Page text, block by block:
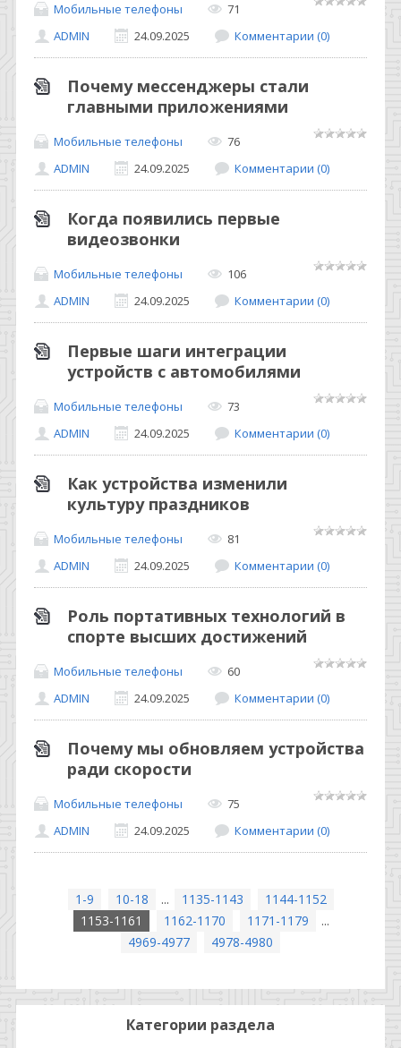
Мобильные телефоны
71
ADMIN
24.09.2025 Комментарии (0)
Почему мессенджеры стали
главными приложениями
Мобильные телефоны
76
ADMIN
24.09.2025 Комментарии (0)
Когда появились первые
видеозвонки
Мобильные телефоны
106
ADMIN
24.09.2025 Комментарии (0)
Первые шаги интеграции
устройств с автомобилями
Мобильные телефоны
73
ADMIN
24.09.2025 Комментарии (0)
Как устройства изменили
культуру праздников
Мобильные телефоны
81
ADMIN
24.09.2025 Комментарии (0)
Роль портативных технологий в
спорте высших достижений
Мобильные телефоны
60
ADMIN
24.09.2025 Комментарии (0)
Почему мы обновляем устройства
ради скорости
Мобильные телефоны
75
ADMIN
24.09.2025 Комментарии (0)
1-9 10-18 ... 1135-1143
1144-1152
1153-1161
1162-1170 1171-1179
...
4969-4977
4978-4980
Категории раздела